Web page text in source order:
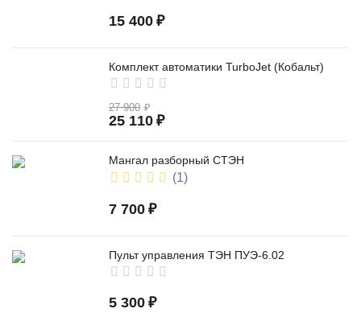
15 400 ₽
Комплект автоматики TurboJet (Кобальт)
27 900 ₽
25 110 ₽
Мангал разборный СТЭН
(1)
7 700 ₽
Пульт управления ТЭН ПУЭ-6.02
5 300 ₽